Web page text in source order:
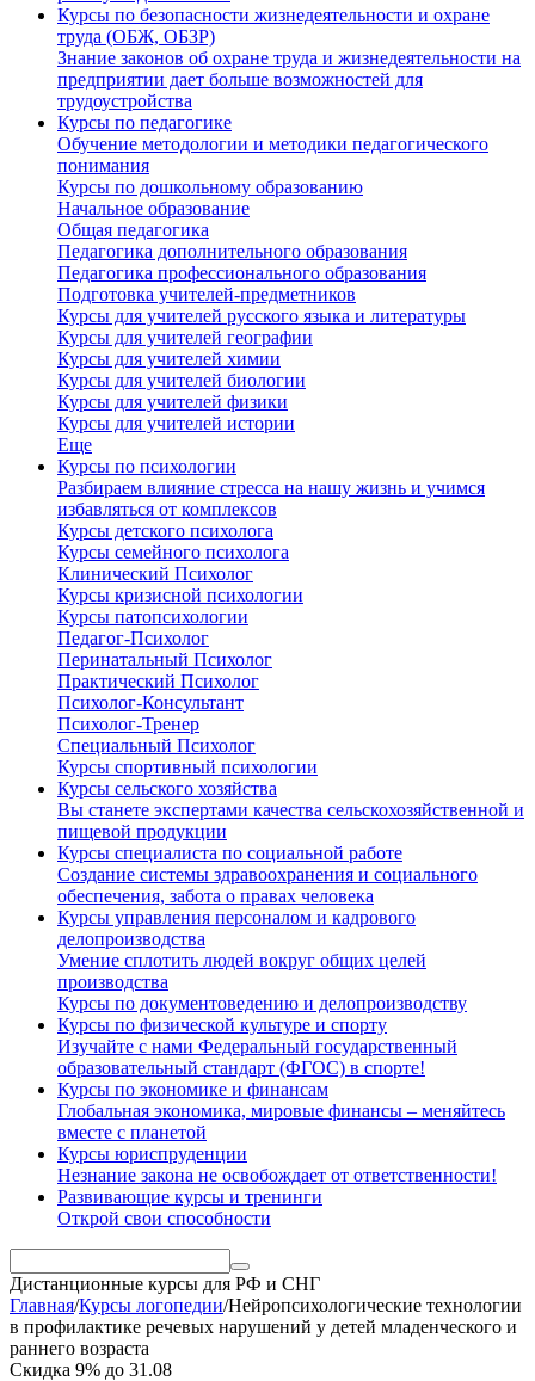
Курсы по безопасности жизнедеятельности и охране
труда (ОБЖ, ОБЗР)
Знание законов об охране труда и жизнедеятельности на
предприятии дает больше возможностей для
трудоустройства
Курсы по педагогике
Обучение методологии и методики педагогического
понимания
Курсы по дошкольному образованию
Начальное образование
Общая педагогика
Педагогика дополнительного образования
Педагогика профессионального образования
Подготовка учителей-предметников
Курсы для учителей русского языка и литературы
Курсы для учителей географии
Курсы для учителей химии
Курсы для учителей биологии
Курсы для учителей физики
Курсы для учителей истории
Еще
Курсы по психологии
Разбираем влияние стресса на нашу жизнь и учимся
избавляться от комплексов
Курсы детского психолога
Курсы семейного психолога
Клинический Психолог
Курсы кризисной психологии
Курсы патопсихологии
Педагог-Психолог
Перинатальный Психолог
Практический Психолог
Психолог-Консультант
Психолог-Тренер
Специальный Психолог
Курсы спортивный психологии
Курсы сельского хозяйства
Вы станете экспертами качества сельскохозяйственной и
пищевой продукции
Курсы специалиста по социальной работе
Создание системы здравоохранения и социального
обеспечения, забота о правах человека
Курсы управления персоналом и кадрового
делопроизводства
Умение сплотить людей вокруг общих целей
производства
Курсы по документоведению и делопроизводству
Курсы по физической культуре и спорту
Изучайте с нами Федеральный государственный
образовательный стандарт (ФГОС) в спорте!
Курсы по экономике и финансам
Глобальная экономика, мировые финансы – меняйтесь
вместе с планетой
Курсы юриспруденции
Незнание закона не освобождает от ответственности!
Развивающие курсы и тренинги
Открой свои способности
Дистанционные курсы для РФ и СНГ
Главная/Курсы логопедии/Нейропсихологические технологии
в профилактике речевых нарушений у детей младенческого и
раннего возраста
Скидка 9% до 31.08